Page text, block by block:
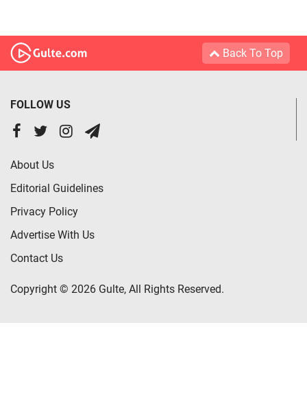
Back To Top
FOLLOW US
About Us
Editorial Guidelines
Privacy Policy
Advertise With Us
Contact Us
Copyright © 2026 Gulte, All Rights Reserved.